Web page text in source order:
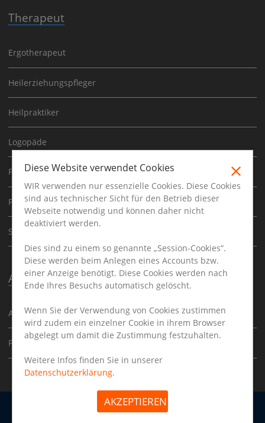
Therapeut
Ergotherapeut
Heilerziehungspfleger
Heilpraktiker
Logopäde
Physiotherapeut
Psychoherapeut
Sporttherapeut
Ausbildung
Ausbildung
Praktikum
Impressum Datenschutz
Diese Website verwendet Cookies
WIR verwenden nur essenzielle Cookies. Diese Cookies
sind aus technischer Sicht für den Betrieb dieser
Webseite notwendig und können daher nicht
deaktiviert werden.
Dies sind zu einem so genannte „Session-Cookies“.
Diese werden beim Anlegen eines Accounts bzw.
einer Anzeige benötigt. Diese Cookies werden nach
Ende Ihres Besuchs automatisch gelöscht.
Wenn Sie der Verwendung von Cookies zustimmen
wird zudem ein einzelner Cookie in ihrem Browser
abgelegt um damit die Zustimmung festzuhalten.
Weitere Infos finden Sie in unserer
Datenschutzerklärung.
AKZEPTIEREN